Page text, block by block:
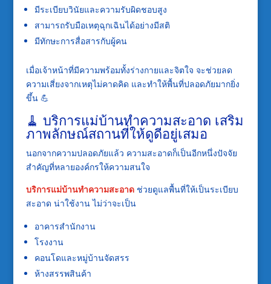
มีระเบียบวินัยและความรับผิดชอบสูง
สามารถรับมือเหตุฉุกเฉินได้อย่างมีสติ
มีทักษะการสื่อสารกับผู้คน
เมื่อเจ้าหน้าที่มีความพร้อมทั้งร่างกายและจิตใจ จะช่วยลด
ความเสี่ยงจากเหตุไม่คาดคิด และทำให้พื้นที่ปลอดภัยมากยิ่ง
ขึ้น 💪
🧹 บริการแม่บ้านทำความสะอาด เสริม
ภาพลักษณ์สถานที่ให้ดูดีอยู่เสมอ
นอกจากความปลอดภัยแล้ว ความสะอาดก็เป็นอีกหนึ่งปัจจัย
สำคัญที่หลายองค์กรให้ความสนใจ
บริการแม่บ้านทำความสะอาดช่วยดูแลพื้นที่ให้เป็นระเบียบ
สะอาด น่าใช้งาน ไม่ว่าจะเป็น
อาคารสำนักงาน
โรงงาน
คอนโดและหมู่บ้านจัดสรร
ห้างสรรพสินค้า